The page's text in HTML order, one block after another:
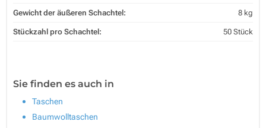
Gewicht der äußeren Schachtel: 8 kg
Stückzahl pro Schachtel: 50 Stück
Sie finden es auch in
Taschen
Baumwolltaschen